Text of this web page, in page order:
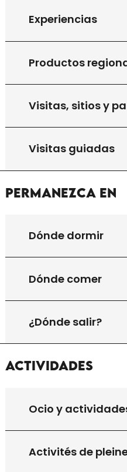
Experiencias
Productos
Visitas, sitios y
Visitas guiadas
Permanezca en
Dónde dormir
Dónde comer
¿Dónde salir?
Actividades
Ocio y
Activités de
79
cama